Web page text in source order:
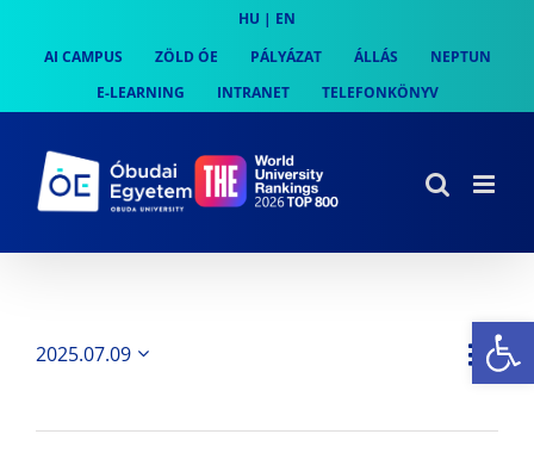
content
HU | EN
AI CAMPUS
ZÖLD ÓE PÁLYÁZAT ÁLLÁS
NEPTUN
E-LEARNING
INTRANET TELEFONKÖNYV
Nap
2025.07.09